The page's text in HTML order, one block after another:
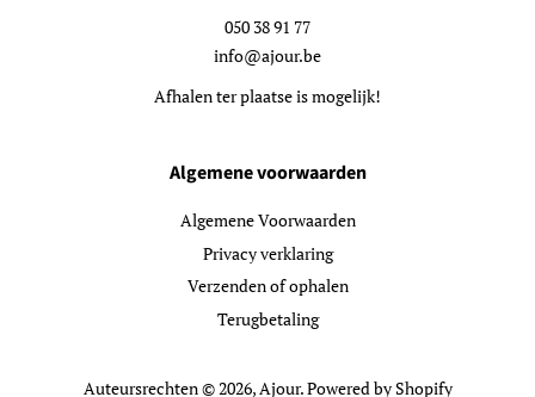
050 38 91 77
info@ajour.be
Afhalen ter plaatse is mogelijk!
Algemene voorwaarden
Algemene Voorwaarden
Privacy verklaring
Verzenden of ophalen
Terugbetaling
Auteursrechten © 2026,Ajour. Powered by Shopify